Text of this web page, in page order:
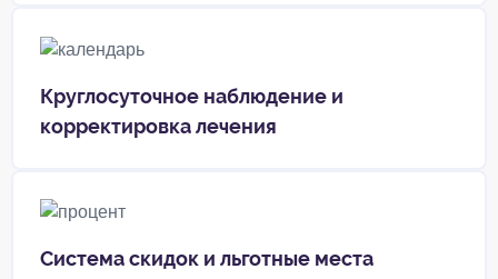
Круглосуточное наблюдение и
корректировка лечения
Система скидок и льготные места